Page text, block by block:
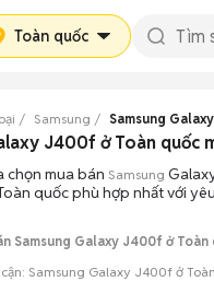
Toàn quốc
Samsung Samsung
J400f ở Toàn quốc
chọn mua bán Samsung
quốc phù hợp nhất với
Samsung Galaxy J400f ở Toàn
Samsung Galaxy J400f ở